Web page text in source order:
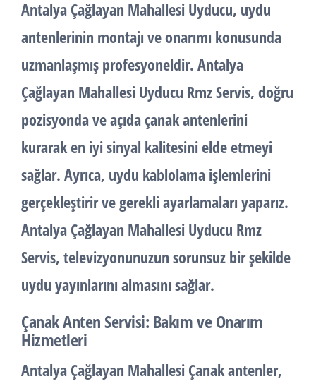
Antalya Çağlayan Mahallesi Uyducu, uydu
antenlerinin montajı ve onarımı konusunda
uzmanlaşmış profesyoneldir. Antalya
Çağlayan Mahallesi Uyducu Rmz Servis, doğru
pozisyonda ve açıda çanak antenlerini
kurarak en iyi sinyal kalitesini elde etmeyi
sağlar. Ayrıca, uydu kablolama işlemlerini
gerçekleştirir ve gerekli ayarlamaları yaparız.
Antalya Çağlayan Mahallesi Uyducu Rmz
Servis, televizyonunuzun sorunsuz bir şekilde
uydu yayınlarını almasını sağlar.
Çanak Anten Servisi: Bakım ve Onarım
Hizmetleri
Antalya Çağlayan Mahallesi Çanak antenler,